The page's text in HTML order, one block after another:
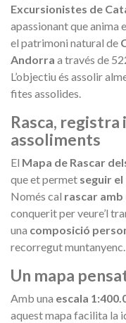
Excursionistes de
apassionant que anima
el patrimoni natural de
Andorra a través de
L’objectiu és assolir
fites assolides.
Rasca,
assoliments
El Mapa de Rascar
que et permet seguir
Només cal rascar amb
conquerit per veure’l
una composició
recorregut muntanyenc.
Un mapa
Amb una escala
aquest mapa facilita la